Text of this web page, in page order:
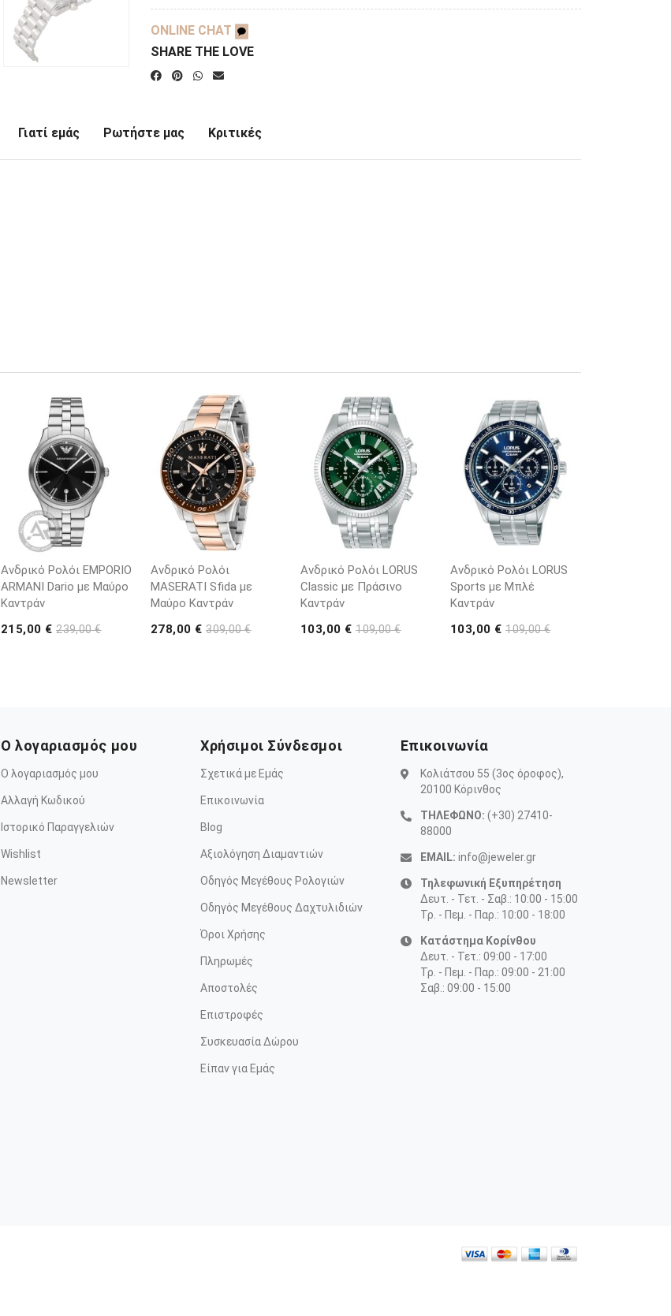
ONLINE CHAT
SHARE THE LOVE
Γιατί εμάς Ρωτήστε μας Κριτικές
Ανδρικό Ρολόι EMPORIO
ARΜΑΝΙ Dario με Μαύρο
Καντράν
215,00 €239,00 €
Ανδρικό Ρολόι
MASERATI Sfida με
Μαύρο Καντράν
278,00 €309,00 €
Ανδρικό Ρολόι LORUS
Classic με Πράσινο
Καντράν
103,00 €109,00 €
Ανδρικό Ρολόι LORUS
Sports με Μπλέ
Καντράν
103,00 €109,00 €
Ο λογαριασμός μου
Ο λογαριασμός μου
Αλλαγή Κωδικού
Ιστορικό Παραγγελιών
Wishlist
Newsletter
Χρήσιμοι Σύνδεσμοι
Σχετικά με Εμάς
Επικοινωνία
Blog
Αξιολόγηση Διαμαντιών
Οδηγός Μεγέθους Ρολογιών
Οδηγός Μεγέθους Δαχτυλιδιών
Όροι Χρήσης
Πληρωμές
Αποστολές
Επιστροφές
Συσκευασία Δώρου
Είπαν για Εμάς
Επικοινωνία
Κολιάτσου 55 (3ος όροφος),
20100 Κόρινθος
ΤΗΛΕΦΩΝΟ: (+30) 27410-
88000
EMAIL: info@jeweler.gr
Τηλεφωνική Εξυπηρέτηση
Δευτ. - Τετ. - Σαβ.: 10:00 - 15:00
Τρ. - Πεμ. - Παρ.: 10:00 - 18:00
Κατάστημα Κορίνθου
Δευτ. - Τετ.: 09:00 - 17:00
Τρ. - Πεμ. - Παρ.: 09:00 - 21:00
Σαβ.: 09:00 - 15:00